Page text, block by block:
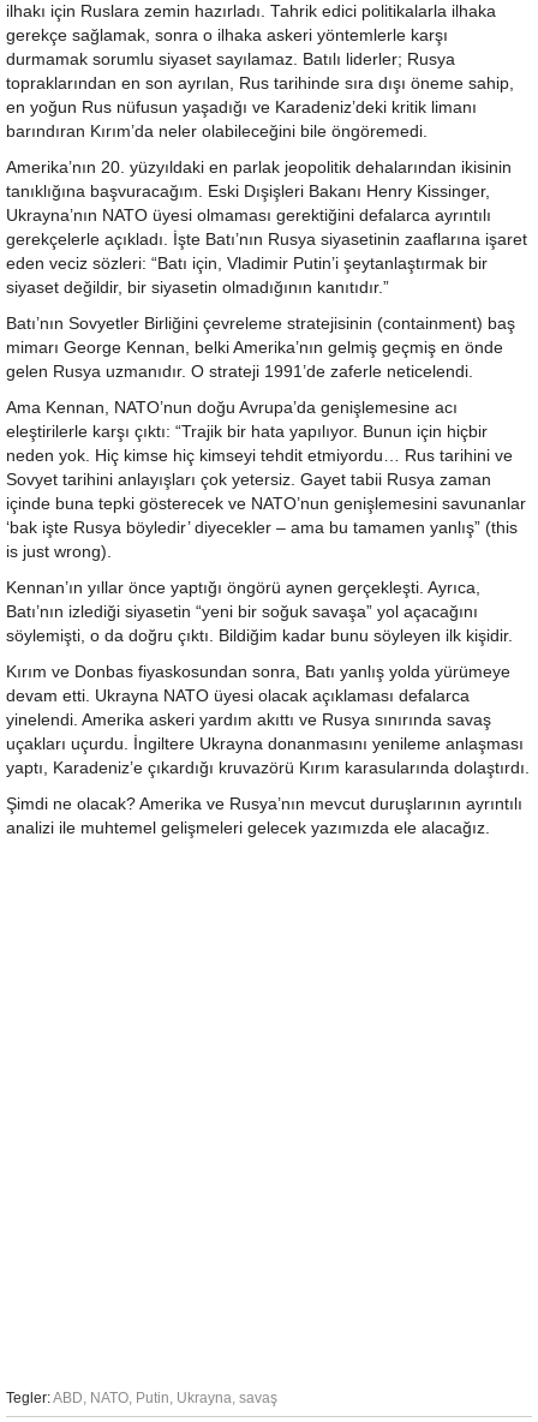
ilhakı için Ruslara zemin hazırladı. Tahrik edici politikalarla ilhaka
gerekçe sağlamak, sonra o ilhaka askeri yöntemlerle karşı
durmamak sorumlu siyaset sayılamaz. Batılı liderler; Rusya
topraklarından en son ayrılan, Rus tarihinde sıra dışı öneme sahip,
en yoğun Rus nüfusun yaşadığı ve Karadeniz’deki kritik limanı
barındıran Kırım’da neler olabileceğini bile öngöremedi.
Amerika’nın 20. yüzyıldaki en parlak jeopolitik dehalarından ikisinin
tanıklığına başvuracağım. Eski Dışişleri Bakanı Henry Kissinger,
Ukrayna’nın NATO üyesi olmaması gerektiğini defalarca ayrıntılı
gerekçelerle açıkladı. İşte Batı’nın Rusya siyasetinin zaaflarına işaret
eden veciz sözleri: “Batı için, Vladimir Putin’i şeytanlaştırmak bir
siyaset değildir, bir siyasetin olmadığının kanıtıdır.”
Batı’nın Sovyetler Birliğini çevreleme stratejisinin (containment) baş
mimarı George Kennan, belki Amerika’nın gelmiş geçmiş en önde
gelen Rusya uzmanıdır. O strateji 1991’de zaferle neticelendi.
Ama Kennan, NATO’nun doğu Avrupa’da genişlemesine acı
eleştirilerle karşı çıktı: “Trajik bir hata yapılıyor. Bunun için hiçbir
neden yok. Hiç kimse hiç kimseyi tehdit etmiyordu… Rus tarihini ve
Sovyet tarihini anlayışları çok yetersiz. Gayet tabii Rusya zaman
içinde buna tepki gösterecek ve NATO’nun genişlemesini savunanlar
‘bak işte Rusya böyledir’ diyecekler – ama bu tamamen yanlış” (this
is just wrong).
Kennan’ın yıllar önce yaptığı öngörü aynen gerçekleşti. Ayrıca,
Batı’nın izlediği siyasetin “yeni bir soğuk savaşa” yol açacağını
söylemişti, o da doğru çıktı. Bildiğim kadar bunu söyleyen ilk kişidir.
Kırım ve Donbas fiyaskosundan sonra, Batı yanlış yolda yürümeye
devam etti. Ukrayna NATO üyesi olacak açıklaması defalarca
yinelendi. Amerika askeri yardım akıttı ve Rusya sınırında savaş
uçakları uçurdu. İngiltere Ukrayna donanmasını yenileme anlaşması
yaptı, Karadeniz’e çıkardığı kruvazörü Kırım karasularında dolaştırdı.
Şimdi ne olacak? Amerika ve Rusya’nın mevcut duruşlarının ayrıntılı
analizi ile muhtemel gelişmeleri gelecek yazımızda ele alacağız.
Tegler:ABD, NATO, Putin, Ukrayna, savaş